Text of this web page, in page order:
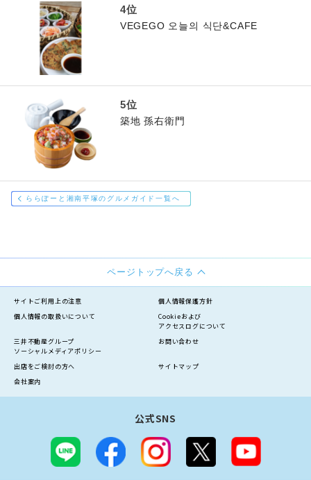
VEGEGO 오늘의 식단&CAFE
築地 孫右衛門
ららぽーと湘南平塚のグルメガイド一覧へ
ページトップへ戻る
サイトご利用上の注意
個人情報保護方針
個人情報の取扱いについて
Cookieおよび
アクセスログについて
三井不動産グループ
ソーシャルメディアポリシー
お問い合わせ
出店をご検討の方へ
サイトマップ
会社案内
公式SNS